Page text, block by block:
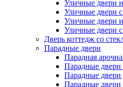
Уличные двери
Уличные двери
Уличные двери
Уличные двери
Дверь коттедж со
Парадные двери
Парадная
Парадные двери
Парадные двери
Парадные двери